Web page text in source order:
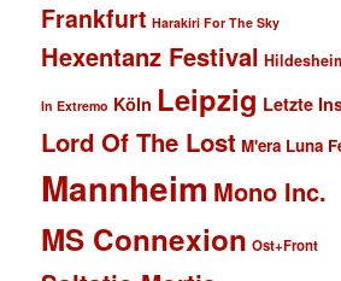
Frankfurt Harakiri For The Sky
Hexentanz Festival
In Extremo Köln Leipzig Letzte
Lord Of The Lost M'era Luna
Mannheim Mono Inc.
MS Connexion Ost+Front